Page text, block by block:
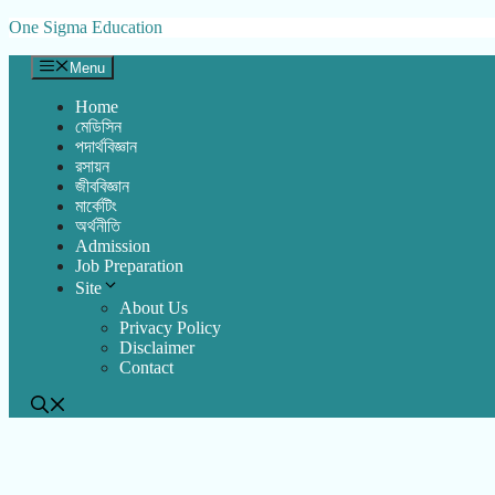
Skip
content
One Sigma Education
Menu
Home
মেডিসিন
পদার্থবিজ্ঞান
রসায়ন
জীববিজ্ঞান
মার্কেটিং
অর্থনীতি
Admission
Job Preparation
Site
About Us
Privacy Policy
Disclaimer
Contact